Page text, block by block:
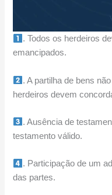
. Todos os herdeiros
emancipados.
. A partilha de bens
herdeiros devem
. Ausência de
testamento válido.
. Participação de um
das partes.